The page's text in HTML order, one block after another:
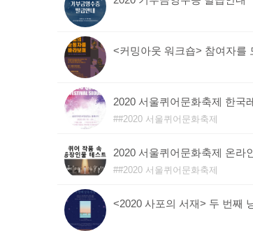
<커밍아웃 워크숍> 참여자를
2020 서울퀴어문화축제 한국
#2020 서울퀴어문화축제
2020 서울퀴어문화축제 온라
#2020 서울퀴어문화축제
<2020 사포의 서재> 두 번째